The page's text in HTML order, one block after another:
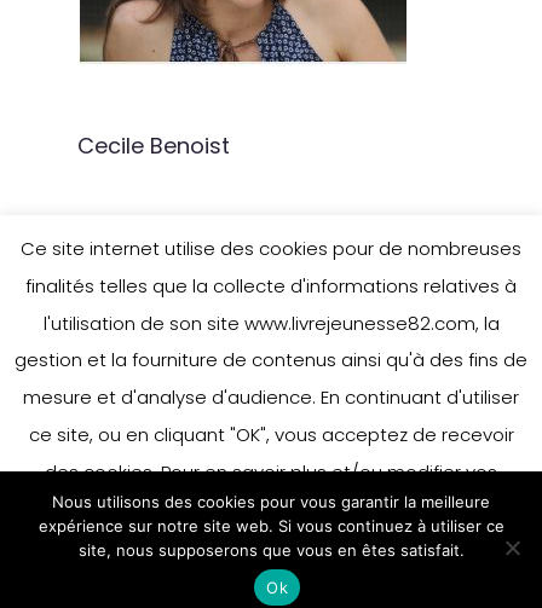
Cecile Benoist
Ce site internet utilise des cookies pour de nombreuses
finalités telles que la collecte d'informations relatives à
l'utilisation de son site www.livrejeunesse82.com, la
gestion et la fourniture de contenus ainsi qu'à des fins de
mesure et d'analyse d'audience. En continuant d'utiliser
ce site, ou en cliquant "OK", vous acceptez de recevoir
des cookies. Pour en savoir plus et/ou modifier vos
préférences en matière de cookies, merci de vous référer
à notre politique sur les cookies.
Accepter
En savoir plus
Nous utilisons des cookies pour vous garantir la meilleure
expérience sur notre site web. Si vous continuez à utiliser ce
site, nous supposerons que vous en êtes satisfait.
Ok